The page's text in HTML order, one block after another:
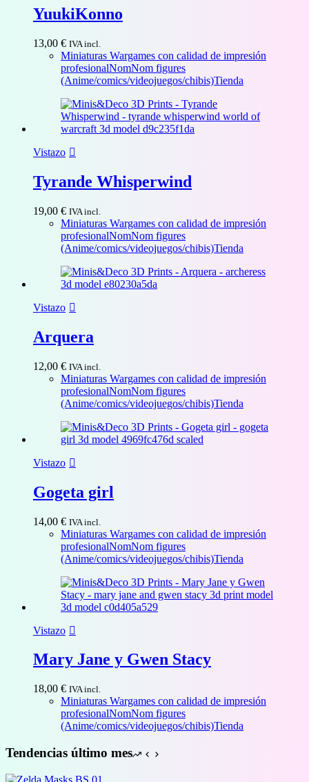
YuukiKonno
13,00 € IVA incl.
Miniaturas Wargames con calidad de impresión
profesionalNomNom figures
(Anime/comics/videojuegos/chibis)Tienda
Vistazo
Tyrande Whisperwind
19,00 € IVA incl.
Miniaturas Wargames con calidad de impresión
profesionalNomNom figures
(Anime/comics/videojuegos/chibis)Tienda
Vistazo
Arquera
12,00 € IVA incl.
Miniaturas Wargames con calidad de impresión
profesionalNomNom figures
(Anime/comics/videojuegos/chibis)Tienda
Vistazo
Gogeta girl
14,00 € IVA incl.
Miniaturas Wargames con calidad de impresión
profesionalNomNom figures
(Anime/comics/videojuegos/chibis)Tienda
Vistazo
Mary Jane y Gwen Stacy
18,00 € IVA incl.
Miniaturas Wargames con calidad de impresión
profesionalNomNom figures
(Anime/comics/videojuegos/chibis)Tienda
Tendencias último mes